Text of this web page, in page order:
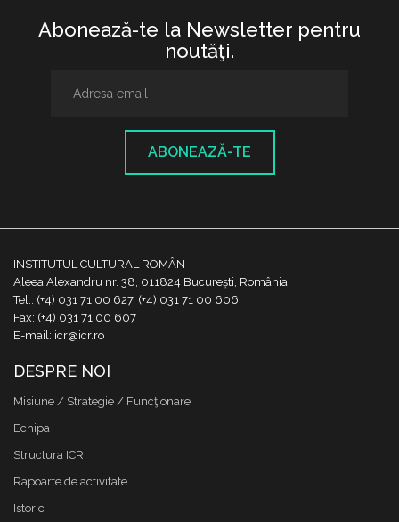
Abonează-te la Newsletter pentru
noutăţi.
ABONEAZĂ-TE
INSTITUTUL CULTURAL ROMÂN
Aleea Alexandru nr. 38, 011824 București, România
Tel.: (+4) 031 71 00 627, (+4) 031 71 00 606
Fax: (+4) 031 71 00 607
E-mail: icr@icr.ro
DESPRE NOI
Misiune / Strategie / Funcţionare
Echipa
Structura ICR
Rapoarte de activitate
Istoric